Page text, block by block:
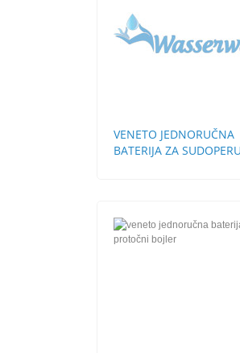
VENETO JEDNORUČNA
BATERIJA ZA